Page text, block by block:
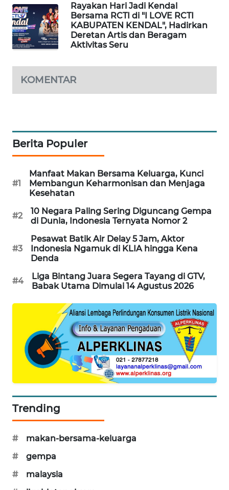
Rayakan Hari Jadi Kendal
Bersama RCTI di "I LOVE RCTI
KABUPATEN KENDAL", Hadirkan
Deretan Artis dan Beragam
Aktivitas Seru
KOMENTAR
Berita Populer
#1
Manfaat Makan Bersama Keluarga, Kunci
Membangun Keharmonisan dan Menjaga
Kesehatan
#2
10 Negara Paling Sering Diguncang Gempa
di Dunia, Indonesia Ternyata Nomor 2
#3
Pesawat Batik Air Delay 5 Jam, Aktor
Indonesia Ngamuk di KLIA hingga Kena
Denda
#4
Liga Bintang Juara Segera Tayang di GTV,
Babak Utama Dimulai 14 Agustus 2026
Trending
#
makan-bersama-keluarga
#
gempa
#
malaysia
OTOMOTIF
WAHANA
HEALTH
WAHANA
LISTRIK
MASYARAKAT
KELISTRIKAN
WALINKI
ID
MARTABAT
NET
WATCH
LPKKI